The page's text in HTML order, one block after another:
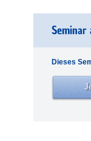
Seminar
Dieses